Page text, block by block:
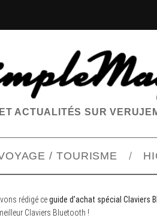
ACTUALITÉS SUR
/ TOURISME
rédigé ceguide d’achat spécial Claviers
Claviers Bluetooth !